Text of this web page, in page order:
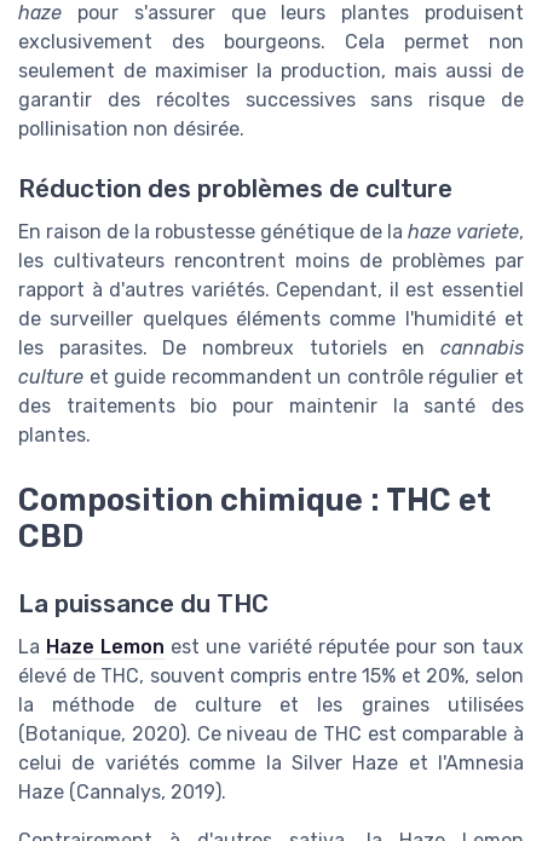
haze pour s'assurer que leurs plantes produisent
exclusivement des bourgeons. Cela permet non
seulement de maximiser la production, mais aussi de
garantir des récoltes successives sans risque de
pollinisation non désirée.
Réduction des problèmes de culture
En raison de la robustesse génétique de la haze variete,
les cultivateurs rencontrent moins de problèmes par
rapport à d'autres variétés. Cependant, il est essentiel
de surveiller quelques éléments comme l'humidité et
les parasites. De nombreux tutoriels en cannabis
culture et guide recommandent un contrôle régulier et
des traitements bio pour maintenir la santé des
plantes.
Composition chimique : THC et
CBD
La puissance du THC
La Haze Lemon est une variété réputée pour son taux
élevé de THC, souvent compris entre 15% et 20%, selon
la méthode de culture et les graines utilisées
(Botanique, 2020). Ce niveau de THC est comparable à
celui de variétés comme la Silver Haze et l'Amnesia
Haze (Cannalys, 2019).